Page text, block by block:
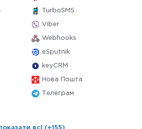
TurboSMS
Viber
Webhooks
eSputnik
keyCRM
Нова Пошта
Телеграм
всі (+155)